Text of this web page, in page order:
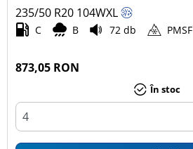
235/50 R20 104WXL
C B 72 db PMSF
873,05 RON
În stoc